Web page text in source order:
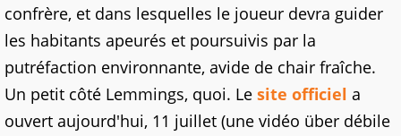
confrère, et dans lesquelles le joueur devra guider
les habitants apeurés et poursuivis par la
putréfaction environnante, avide de chair fraîche.
Un petit côté Lemmings, quoi. Le site officiel a
ouvert aujourd'hui, 11 juillet (une vidéo über débile